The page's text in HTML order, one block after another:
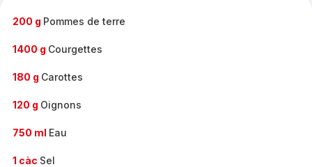
200 g Pommes de terre
1400 g Courgettes
180 g Carottes
120 g Oignons
750 ml Eau
1 càc Sel